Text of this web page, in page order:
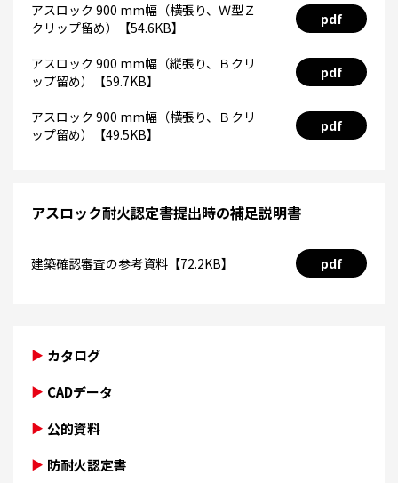
アスロック 900 mm幅（横張り、Ｗ型Ｚ
クリップ留め）【54.6KB】
pdf
アスロック 900 mm幅（縦張り、Ｂクリ
ップ留め）【59.7KB】
pdf
アスロック 900 mm幅（横張り、Ｂクリ
ップ留め）【49.5KB】
pdf
アスロック耐火認定書提出時の補足説明書
建築確認審査の参考資料【72.2KB】 pdf
カタログ
CADデータ
公的資料
防耐火認定書